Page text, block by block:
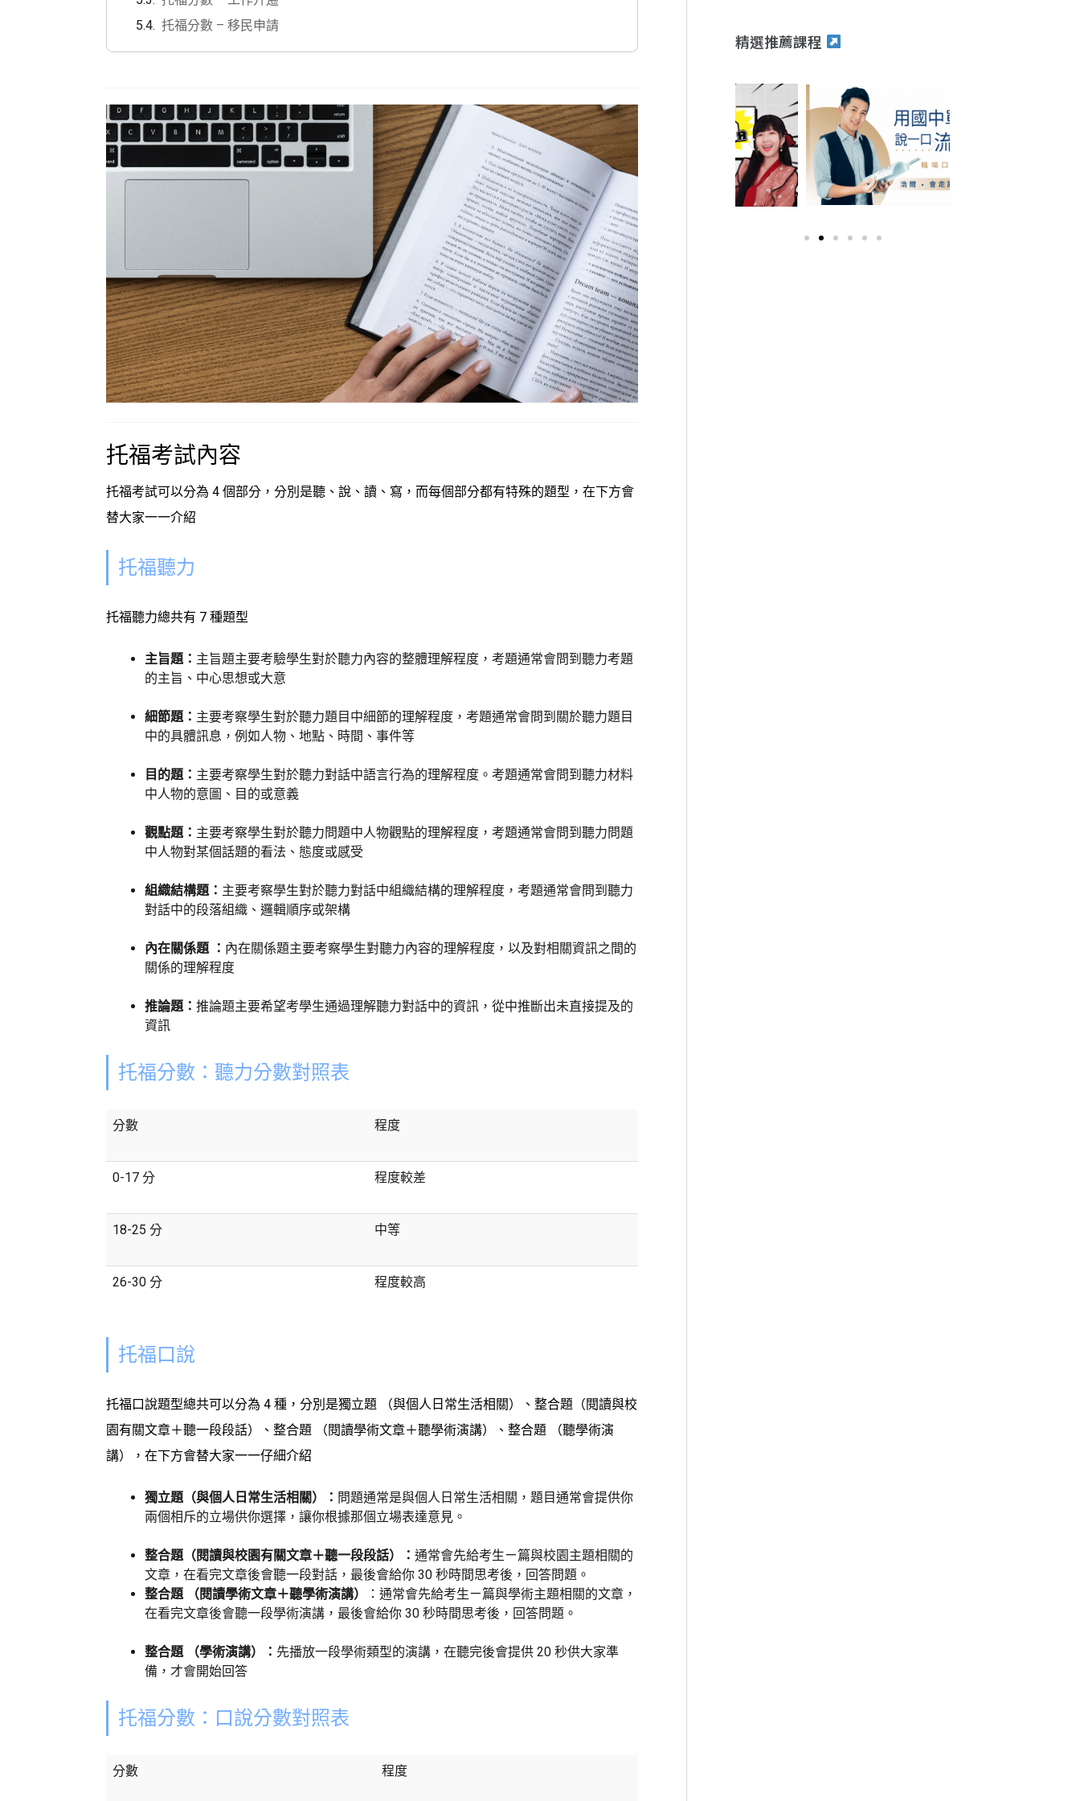
托福分數 – 移民申請
托福考試內容
托福考試可以分為 4 個部分，分別是聽、說、讀、寫，而每個部分都有特殊的題型，在下方會
替大家一一介紹
托福聽力
托福聽力總共有 7 種題型
主旨題： 主旨題主要考驗學生對於聽力內容的整體理解程度，考題通常會問到聽力考題
的主旨、中心思想或大意
細節題： 主要考察學生對於聽力題目中細節的理解程度，考題通常會問到關於聽力題目
中的具體訊息，例如人物、地點、時間、事件等
目的題： 主要考察學生對於聽力對話中語言行為的理解程度。考題通常會問到聽力材料
中人物的意圖、目的或意義
觀點題： 主要考察學生對於聽力問題中人物觀點的理解程度，考題通常會問到聽力問題
中人物對某個話題的看法、態度或感受
組織結構題： 主要考察學生對於聽力對話中組織結構的理解程度，考題通常會問到聽力
對話中的段落組織、邏輯順序或架構
內在關係題 ： 內在關係題主要考察學生對聽力內容的理解程度，以及對相關資訊之間的
關係的理解程度
推論題： 推論題主要希望考學生通過理解聽力對話中的資訊，從中推斷出未直接提及的
資訊
托福分數：聽力分數對照表
分數 程度
0-17 分 程度較差
18-25 分 中等
26-30 分 程度較高
托福口說
托福口說題型總共可以分為 4 種，分別是獨立題 （與個人日常生活相關）、整合題（閱讀與校
園有關文章＋聽一段段話）、整合題 （閱讀學術文章＋聽學術演講）、整合題 （聽學術演
講），在下方會替大家一一仔細介紹
獨立題（與個人日常生活相關）： 問題通常是與個人日常生活相關，題目通常會提供你
兩個相斥的立場供你選擇，讓你根據那個立場表達意見。
整合題（閱讀與校園有關文章＋聽一段段話）： 通常會先給考生ㄧ篇與校園主題相關的
文章，在看完文章後會聽一段對話，最後會給你 30 秒時間思考後，回答問題。
整合題 （閱讀學術文章＋聽學術演講）
：通常會先給考生ㄧ篇與學術主題相關的文章，
在看完文章後會聽一段學術演講，最後會給你 30 秒時間思考後，回答問題。
整合題 （學術演講）： 先播放一段學術類型的演講，在聽完後會提供 20 秒供大家準
備，才會開始回答
托福分數：口說分數對照表
分數 程度
精選推薦課程